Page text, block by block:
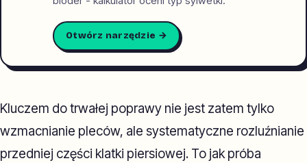
Otwórz narzędzie →
Kluczem do trwałej poprawy nie jest zatem tylko
wzmacnianie pleców, ale systematyczne rozluźnianie
przedniej części klatki piersiowej. To jak próba